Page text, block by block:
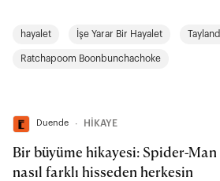
olduğunuz değil, kimin işine yaradığınız. Filmin
adındaki ironi de tam burada yatıyor.
hayalet İşe Yarar Bir Hayalet Tayland
Ratchapoom Boonbunchachoke
Duende ∙ HİKAYE
Bir büyüme hikayesi: Spider-Man
nasıl farklı hisseden herkesin